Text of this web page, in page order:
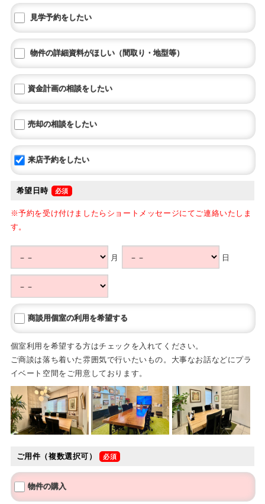
見学予約をしたい
物件の詳細資料がほしい（間取り・地型等）
資金計画の相談をしたい
売却の相談をしたい
来店予約をしたい
希望日時
※予約を受け付けましたらショートメッセージにてご連絡いたしま
す。
月 日
商談用個室の利用を希望する
個室利用を希望する方はチェックを入れてください。
ご商談は落ち着いた雰囲気で行いたいもの。大事なお話などにプラ
イベート空間をご用意しております。
ご用件（複数選択可）
物件の購入